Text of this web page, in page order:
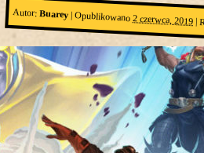
Autor:Buarey | Opublikowano2 czerwca, 2019 |